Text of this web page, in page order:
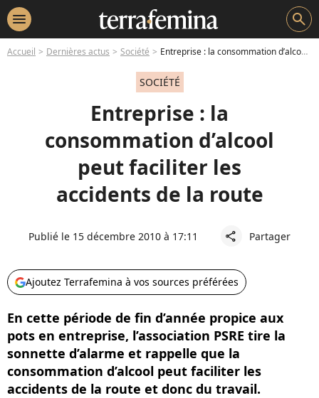
menu search
Accueil Dernières actus Société Entreprise : la consommation d’alcool peut faciliter les accidents de la route
SOCIÉTÉ
Entreprise : la
consommation d’alcool
peut faciliter les
accidents de la route
Publié le 15 décembre 2010 à 17:11 share Partager
Ajoutez Terrafemina à vos sources préférées
En cette période de fin d’année propice aux
pots en entreprise, l’association PSRE tire la
sonnette d’alarme et rappelle que la
consommation d’alcool peut faciliter les
accidents de la route et donc du travail.